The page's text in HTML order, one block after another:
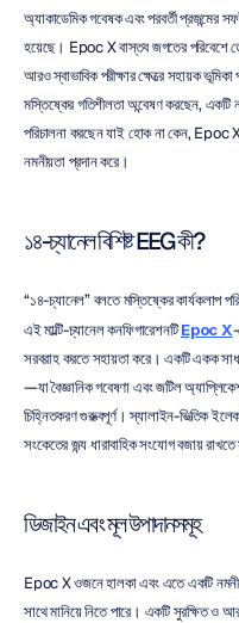
অ্যাকাডেমিক গবেষক এবং পরবর্তী প্রজন্মের
হয়েছে। Epoc X বাস্তব জগতের পরিবেশে
আরও স্বাভাবিক পরীক্ষার ক্ষেত্রে সহায়ক
মস্তিষ্কের গতিশীলতা অন্বেষণ করছেন, একটি
পরিচালনা করছেন যাই হোক না কেন, Epoc
নমনীয়তা প্রদান করে।
১৪-চ্যানেল বিশিষ্ট EEG কী?
“১৪-চ্যানেল” বলতে মস্তিষ্কের কার্যকলাপ
এই মাল্টি-চ্যানেল কনফিগারেশনটি Epoc X
সরবরাহ করতে সহায়তা করে। একটি একক
—যা বৈজ্ঞানিক গবেষণা এবং জটিল
চিহ্নিতকরণ গুরুত্বপূর্ণ। স্যালাইন-ভিত্তিক
সংকেতের জন্য ধারাবাহিক সংযোগ বজায়
ডিজাইন এবং মূল উপাদানসমূহ
Epoc X ওজনে হালকা এবং এতে একটি নমনীয়,
সাথে মানিয়ে নিতে পারে। একটি সুরক্ষিত ও